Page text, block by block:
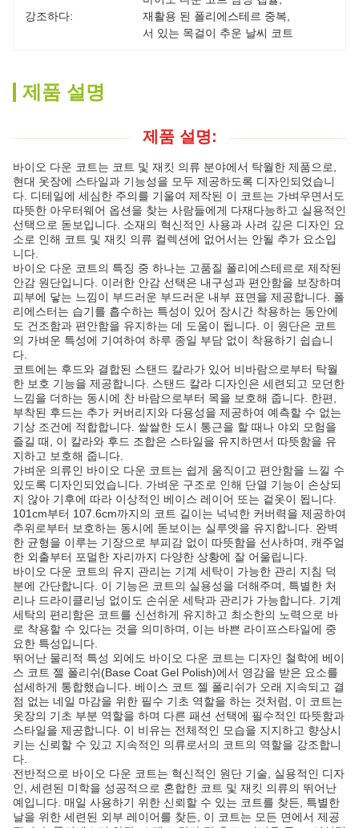
강조하다:
재활용 된 폴리에스테르 중복
서 있는 목걸이 추운 날씨 코트
제품 설명
제품 설명:
바이오 다운 코트는 코트 및 재킷 의류 분야에서 탁월한 제품으로,
현대 옷장에 스타일과 기능성을 모두 제공하도록 디자인되었습니
다. 디테일에 세심한 주의를 기울여 제작된 이 코트는 가벼우면서도
따뜻한 아우터웨어 옵션을 찾는 사람들에게 다재다능하고 실용적인
선택으로 돋보입니다. 소재의 혁신적인 사용과 사려 깊은 디자인 요
소로 인해 코트 및 재킷 의류 컬렉션에 없어서는 안될 추가 요소입
니다.
바이오 다운 코트의 특징 중 하나는 고품질 폴리에스테르로 제작된
안감 원단입니다. 이러한 안감 선택은 내구성과 편안함을 보장하며
피부에 닿는 느낌이 부드러운 부드러운 내부 표면을 제공합니다. 폴
리에스터는 습기를 흡수하는 특성이 있어 장시간 착용하는 동안에
도 건조함과 편안함을 유지하는 데 도움이 됩니다. 이 원단은 코트
의 가벼운 특성에 기여하여 하루 종일 부담 없이 착용하기 쉽습니
다.
코트에는 후드와 결합된 스탠드 칼라가 있어 비바람으로부터 탁월
한 보호 기능을 제공합니다. 스탠드 칼라 디자인은 세련되고 모던한
느낌을 더하는 동시에 찬 바람으로부터 목을 보호해 줍니다. 한편,
부착된 후드는 추가 커버리지와 다용성을 제공하여 예측할 수 없는
기상 조건에 적합합니다. 쌀쌀한 도시 통근을 할 때나 야외 모험을
즐길 때, 이 칼라와 후드 조합은 스타일을 유지하면서 따뜻함을 유
지하고 보호해 줍니다.
가벼운 의류인 바이오 다운 코트는 쉽게 움직이고 편안함을 느낄 수
있도록 디자인되었습니다. 가벼운 구조로 인해 단열 기능이 손상되
지 않아 기후에 따라 이상적인 베이스 레이어 또는 겉옷이 됩니다.
101cm부터 107.6cm까지의 코트 길이는 넉넉한 커버력을 제공하여
추위로부터 보호하는 동시에 돋보이는 실루엣을 유지합니다. 완벽
한 균형을 이루는 기장으로 부피감 없이 따뜻함을 선사하며, 캐주얼
한 외출부터 포멀한 자리까지 다양한 상황에 잘 어울립니다.
바이오 다운 코트의 유지 관리는 기계 세탁이 가능한 관리 지침 덕
분에 간단합니다. 이 기능은 코트의 실용성을 더해주며, 특별한 처
리나 드라이클리닝 없이도 손쉬운 세탁과 관리가 가능합니다. 기계
세탁의 편리함은 코트를 신선하게 유지하고 최소한의 노력으로 바
로 착용할 수 있다는 것을 의미하며, 이는 바쁜 라이프스타일에 중
요한 특성입니다.
뛰어난 물리적 특성 외에도 바이오 다운 코트는 디자인 철학에 베이
스 코트 젤 폴리쉬(Base Coat Gel Polish)에서 영감을 받은 요소를
섬세하게 통합했습니다. 베이스 코트 젤 폴리쉬가 오래 지속되고 결
점 없는 네일 마감을 위한 필수 기초 역할을 하는 것처럼, 이 코트는
옷장의 기초 부분 역할을 하며 다른 패션 선택에 필수적인 따뜻함과
스타일을 제공합니다. 이 비유는 전체적인 모습을 지지하고 향상시
키는 신뢰할 수 있고 지속적인 의류로서의 코트의 역할을 강조합니
다.
전반적으로 바이오 다운 코트는 혁신적인 원단 기술, 실용적인 디자
인, 세련된 미학을 성공적으로 혼합한 코트 및 재킷 의류의 뛰어난
예입니다. 매일 사용하기 위한 신뢰할 수 있는 코트를 찾든, 특별한
날을 위한 세련된 외부 레이어를 찾든, 이 코트는 모든 면에서 제공